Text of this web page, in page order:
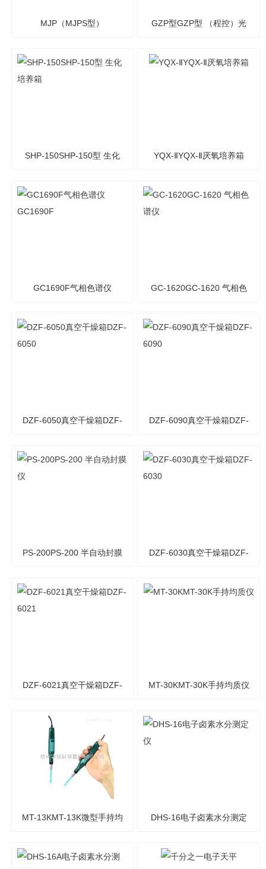
MJP（MJPS型） GZP型GZP型 （程控）光
SHP-150SHP-150型 生化 YQX-ⅡYQX-Ⅱ厌氧培养箱
GC1690F气相色谱仪 GC-1620GC-1620 气相色
DZF-6050真空干燥箱DZF- DZF-6090真空干燥箱DZF-
PS-200PS-200 半自动封膜 DZF-6030真空干燥箱DZF-
DZF-6021真空干燥箱DZF- MT-30KMT-30K手持均质仪
MT-13KMT-13K微型手持均 DHS-16电子卤素水分测定